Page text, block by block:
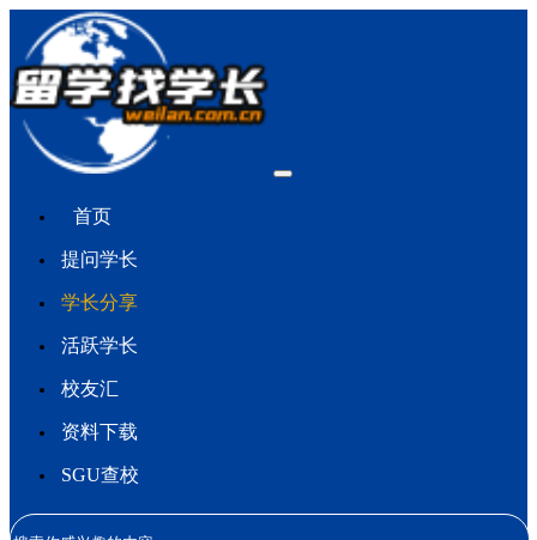
首页
提问学长
学长分享
活跃学长
校友汇
资料下载
SGU查校